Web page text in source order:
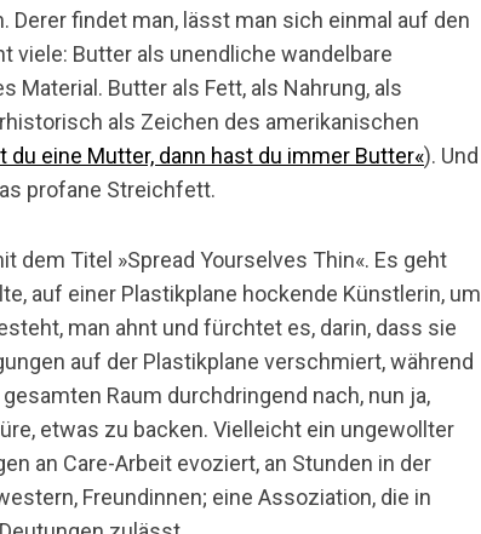
findet man, lässt man sich einmal auf den
viele: Butter als unendliche wandelbare
Butter als Fett, als Nahrung, als
als Zeichen des amerikanischen
du eine Mutter, dann hast du immer Butter«). Und
profane Streichfett.
Titel »Spread Yourselves Thin«. Es geht
auf einer Plastikplane hockende Künstlerin, um
man ahnt und fürchtet es, darin, dass sie
auf der Plastikplane verschmiert, während
Raum durchdringend nach, nun ja,
etwas zu backen. Vielleicht ein ungewollter
an Care-Arbeit evoziert, an Stunden in der
Freundinnen; eine Assoziation, die in